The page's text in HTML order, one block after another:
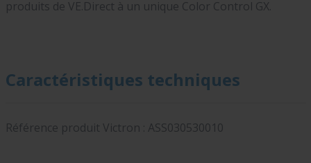
produits de VE.Direct à un unique Color Control GX.
Caractéristiques techniques
Référence produit Victron : ASS030530010